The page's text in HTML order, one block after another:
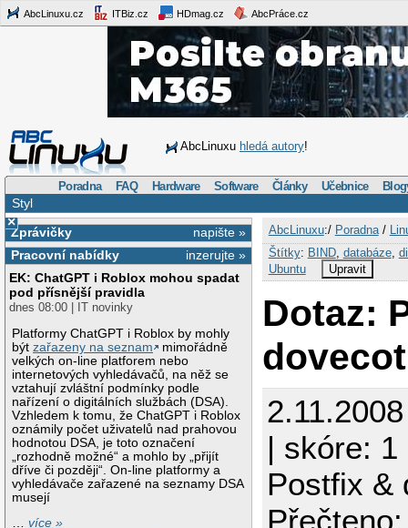
AbcLinuxu.cz ITBiz.cz HDmag.cz AbcPráce.cz
AbcLinuxu hledá autory!
Poradna FAQ Hardware Software Články Učebnice
Styl
×
napište »
Zprávičky
inzerujte »
Pracovní nabídky
EK: ChatGPT i Roblox mohou spadat
pod přísnější pravidla
dnes 08:00 | IT novinky
Platformy ChatGPT i Roblox by mohly
býtzařazeny na seznam
mimořádně
velkých on-line platforem nebo
internetových vyhledávačů, na něž se
vztahují zvláštní podmínky podle
nařízení o digitálních službách (DSA).
Vzhledem k tomu, že ChatGPT i Roblox
oznámily počet uživatelů nad prahovou
hodnotou DSA, je toto označení
„rozhodně možné“ a mohlo by „přijít
dříve či později“. On-line platformy a
vyhledávače zařazené na seznamy DSA
musejí
…více »
AbcLinuxu:/ Poradna/
Štítky: BIND, databáze,
Ubuntu
Upravit
Dotaz:
dovecot
| skóre: 1
Postfix &